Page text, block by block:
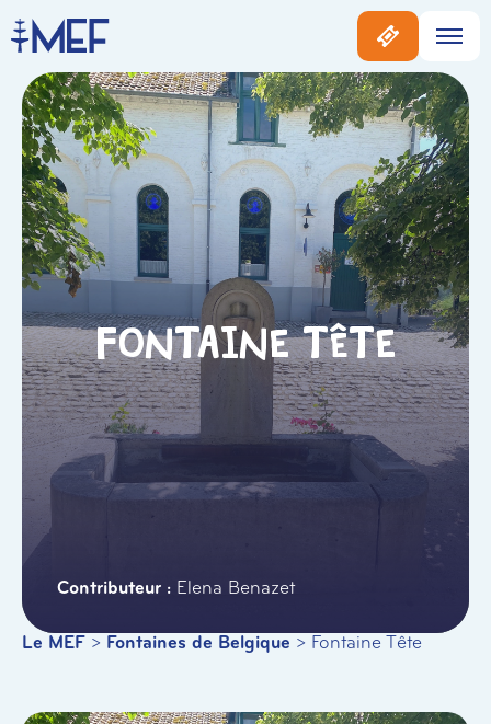
Fontaine Tête
Elena Benazet
Le MEF > Fontaines de Belgique > Fontaine Tête